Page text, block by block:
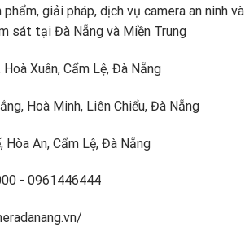
giải pháp, dịch vụ camera an ninh và
sát tại Đà Nẵng và Miền Trung
Xuân, Cẩm Lệ, Đà Nẵng
Hoà Minh, Liên Chiểu, Đà Nẵng
Hòa An, Cẩm Lệ, Đà Nẵng
- 0961446444